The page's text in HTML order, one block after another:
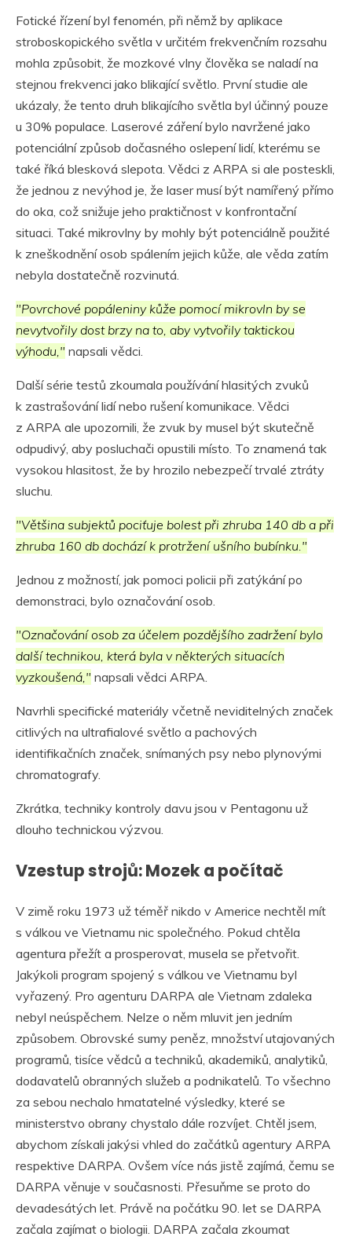
Fotické řízení byl fenomén, při němž by aplikace
stroboskopického světla v určitém frekvenčním rozsahu
mohla způsobit, že mozkové vlny člověka se naladí na
stejnou frekvenci jako blikající světlo. První studie ale
ukázaly, že tento druh blikajícího světla byl účinný pouze
u 30% populace. Laserové záření bylo navržené jako
potenciální způsob dočasného oslepení lidí, kterému se
také říká blesková slepota. Vědci z ARPA si ale posteskli,
že jednou z nevýhod je, že laser musí být namířený přímo
do oka, což snižuje jeho praktičnost v konfrontační
situaci. Také mikrovlny by mohly být potenciálně použité
k zneškodnění osob spálením jejich kůže, ale věda zatím
nebyla dostatečně rozvinutá.
"Povrchové popáleniny kůže pomocí mikrovln by se
nevytvořily dost brzy na to, aby vytvořily taktickou
výhodu," napsali vědci.
Další série testů zkoumala používání hlasitých zvuků
k zastrašování lidí nebo rušení komunikace. Vědci
z ARPA ale upozornili, že zvuk by musel být skutečně
odpudivý, aby posluchači opustili místo. To znamená tak
vysokou hlasitost, že by hrozilo nebezpečí trvalé ztráty
sluchu.
"Většina subjektů pociťuje bolest při zhruba 140 db a při
zhruba 160 db dochází k protržení ušního bubínku."
Jednou z možností, jak pomoci policii při zatýkání po
demonstraci, bylo označování osob.
"Označování osob za účelem pozdějšího zadržení bylo
další technikou, která byla v některých situacích
vyzkoušená," napsali vědci ARPA.
Navrhli specifické materiály včetně neviditelných značek
citlivých na ultrafialové světlo a pachových
identifikačních značek, snímaných psy nebo plynovými
chromatografy.
Zkrátka, techniky kontroly davu jsou v Pentagonu už
dlouho technickou výzvou.
Vzestup strojů: Mozek a počítač
V zimě roku 1973 už téměř nikdo v Americe nechtěl mít
s válkou ve Vietnamu nic společného. Pokud chtěla
agentura přežít a prosperovat, musela se přetvořit.
Jakýkoli program spojený s válkou ve Vietnamu byl
vyřazený. Pro agenturu DARPA ale Vietnam zdaleka
nebyl neúspěchem. Nelze o něm mluvit jen jedním
způsobem. Obrovské sumy peněz, množství utajovaných
programů, tisíce vědců a techniků, akademiků, analytiků,
dodavatelů obranných služeb a podnikatelů. To všechno
za sebou nechalo hmatatelné výsledky, které se
ministerstvo obrany chystalo dále rozvíjet. Chtěl jsem,
abychom získali jakýsi vhled do začátků agentury ARPA
respektive DARPA. Ovšem více nás jistě zajímá, čemu se
DARPA věnuje v současnosti. Přesuňme se proto do
devadesátých let. Právě na počátku 90. let se DARPA
začala zajímat o biologii. DARPA začala zkoumat